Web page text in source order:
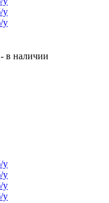
- в наличии